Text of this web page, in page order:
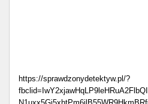
https://sprawdzonydetektyw.pl/?